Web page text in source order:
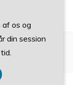
os og
din session